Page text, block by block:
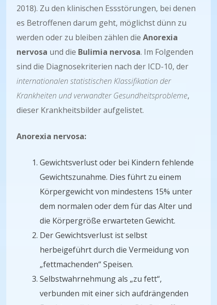
2018). Zu den klinischen Essstörungen, bei denen
es Betroffenen darum geht, möglichst dünn zu
werden oder zu bleiben zählen dieAnorexia
nervosa und die Bulimia nervosa. Im Folgenden
sind die Diagnosekriterien nach der ICD-10, der
internationalen statistischen Klassifikation der
Krankheiten und verwandter Gesundheitsprobleme,
dieser Krankheitsbilder aufgelistet.
Anorexia nervosa:
Gewichtsverlust oder bei Kindern fehlende
Gewichtszunahme. Dies führt zu einem
Körpergewicht von mindestens 15% unter
dem normalen oder dem für das Alter und
die Körpergröße erwarteten Gewicht.
Der Gewichtsverlust ist selbst
herbeigeführt durch die Vermeidung von
„fettmachenden“ Speisen.
Selbstwahrnehmung als „zu fett“,
verbunden mit einer sich aufdrängenden